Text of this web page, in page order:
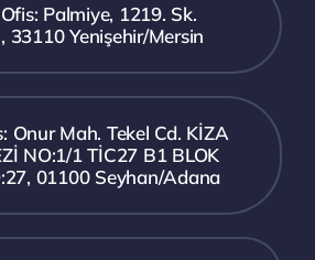
Palmiye, 1219. Sk.
33110 Yenişehir/Mersin
Onur Mah. Tekel Cd. KİZA
NO:1/1 TİC27 B1 BLOK
01100 Seyhan/Adana